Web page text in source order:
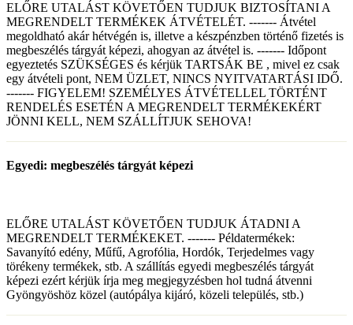
ELŐRE UTALÁST KÖVETŐEN TUDJUK BIZTOSÍTANI A
MEGRENDELT TERMÉKEK ÁTVÉTELÉT. ------- Átvétel
megoldható akár hétvégén is, illetve a készpénzben történő fizetés is
megbeszélés tárgyát képezi, ahogyan az átvétel is. ------- Időpont
egyeztetés SZÜKSÉGES és kérjük TARTSÁK BE , mivel ez csak
egy átvételi pont, NEM ÜZLET, NINCS NYITVATARTÁSI IDŐ.
------- FIGYELEM! SZEMÉLYES ÁTVÉTELLEL TÖRTÉNT
RENDELÉS ESETÉN A MEGRENDELT TERMÉKEKÉRT
JÖNNI KELL, NEM SZÁLLÍTJUK SEHOVA!
Egyedi: megbeszélés tárgyát képezi
ELŐRE UTALÁST KÖVETŐEN TUDJUK ÁTADNI A
MEGRENDELT TERMÉKEKET. ------- Példatermékek:
Savanyító edény, Műfű, Agrofólia, Hordók, Terjedelmes vagy
törékeny termékek, stb. A szállítás egyedi megbeszélés tárgyát
képezi ezért kérjük írja meg megjegyzésben hol tudná átvenni
Gyöngyöshöz közel (autópálya kijáró, közeli település, stb.)